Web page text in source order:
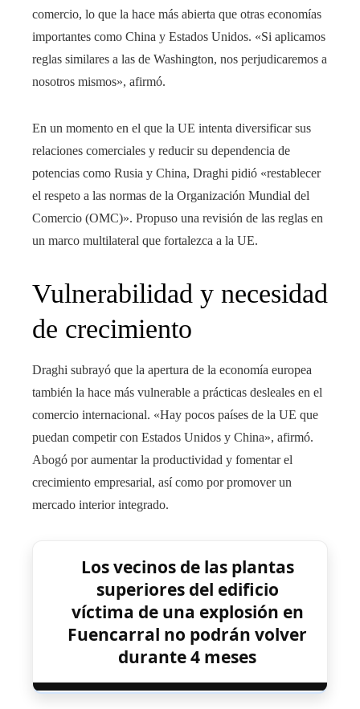
comercio, lo que la hace más abierta que otras economías
importantes como China y Estados Unidos. «Si aplicamos
reglas similares a las de Washington, nos perjudicaremos a
nosotros mismos», afirmó.
En un momento en el que la UE intenta diversificar sus
relaciones comerciales y reducir su dependencia de
potencias como Rusia y China, Draghi pidió «restablecer
el respeto a las normas de la Organización Mundial del
Comercio (OMC)». Propuso una revisión de las reglas en
un marco multilateral que fortalezca a la UE.
Vulnerabilidad y necesidad
de crecimiento
Draghi subrayó que la apertura de la economía europea
también la hace más vulnerable a prácticas desleales en el
comercio internacional. «Hay pocos países de la UE que
puedan competir con Estados Unidos y China», afirmó.
Abogó por aumentar la productividad y fomentar el
crecimiento empresarial, así como por promover un
mercado interior integrado.
Los vecinos de las plantas
superiores del edificio
víctima de una explosión en
Fuencarral no podrán volver
durante 4 meses